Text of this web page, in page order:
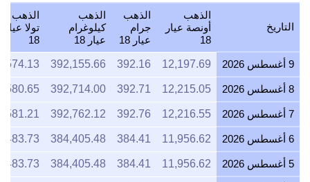
التاريخ
الذهب
أونصة عيار
18
الذهب
جرام
عيار 18
الذهب
كيلوغرام
عيار 18
الذهب
تولا عيار
18
9 أغسطس 2026 12,197.69
392.16
392,155.66
8 أغسطس 2026 12,215.05
392.71
392,714.00
7 أغسطس 2026 12,216.55
392.76
392,762.12
6 أغسطس 2026 11,956.62
384.41
384,405.48
5 أغسطس 2026 11,956.62
384.41
384,405.48